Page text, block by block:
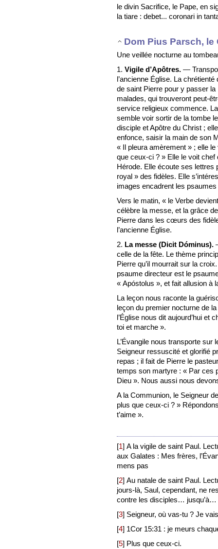
le divin Sacrifice, le Pape, en
la tiare : debet... coronari in
Dom Pius Parsch, le
Une veillée nocturne au
1. Vigile d’Apôtres. —
l’ancienne Église. La
de saint Pierre pour y passer
malades, qui trouveront peut-
service religieux commence.
semble voir sortir de la tombe
disciple et Apôtre du Christ ;
enfonce, saisir la main de son
« Il pleura amèrement » ; elle
que ceux-ci ? » Elle le voit
Hérode. Elle écoute ses
royal » des fidèles. Elle
images encadrent les
Vers le matin, « le Verbe
célèbre la messe, et la grâce
Pierre dans les cœurs des
l’ancienne Église.
2. La messe (Dicit Dóminus).
celle de la fête. Le thème
Pierre qu’il mourrait sur la
psaume directeur est le
« Apóstolus », et fait allusion à
La leçon nous raconte la
leçon du premier nocturne de la
l’Église nous dit aujourd’hui et
toi et marche ».
L’Évangile nous transporte sur
Seigneur ressuscité et glorifié
repas ; il fait de Pierre le
temps son martyre : « Par ces
Dieu ». Nous aussi nous
A la Communion, le Seigneur
plus que ceux-ci ? »
t’aime ».
[1] A la vigile de saint Paul.
aux Galates : Mes frères,
mens pas
[2] Au natale de saint Paul.
jours-là, Saul, cependant, ne
contre les disciples… jusqu’à…
[3] Seigneur, où vas-tu ? Je
[4] 1Cor 15:31 : je meurs
[5] Plus que ceux-ci.